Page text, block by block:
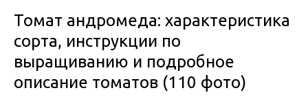
Томат андромеда: характеристика
сорта, инструкции по
выращиванию и подробное
описание томатов (110 фото)